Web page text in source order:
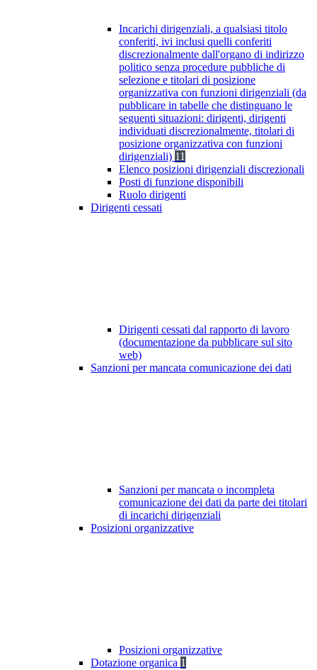
Incarichi dirigenziali, a qualsiasi titolo
conferiti, ivi inclusi quelli conferiti
discrezionalmente dall'organo di indirizzo
politico senza procedure pubbliche di
selezione e titolari di posizione
organizzativa con funzioni dirigenziali (da
pubblicare in tabelle che distinguano le
seguenti situazioni: dirigenti, dirigenti
individuati discrezionalmente, titolari di
posizione organizzativa con funzioni
dirigenziali) 11
Elenco posizioni dirigenziali discrezionali
Posti di funzione disponibili
Ruolo dirigenti
Dirigenti cessati
Dirigenti cessati dal rapporto di lavoro
(documentazione da pubblicare sul sito
web)
Sanzioni per mancata comunicazione dei dati
Sanzioni per mancata o incompleta
comunicazione dei dati da parte dei titolari
di incarichi dirigenziali
Posizioni organizzative
Posizioni organizzative
Dotazione organica 1